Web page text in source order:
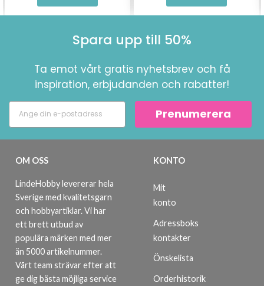
Spara upp till 50%
Ta emot vårt gratis nyhetsbrev och få
inspiration, erbjudanden och rabatter!
Prenumerera
OM OSS
LindeHobby levererar hela
Sverige med kvalitetsgarn
och hobbyartiklar. Vi har
ett brett utbud av
populära märken med mer
än 5000 artikelnummer.
Vårt team strävar efter att
ge dig bästa möjliga service
KONTO
Mit
konto
Adressboks
kontakter
Önskelista
Orderhistorik